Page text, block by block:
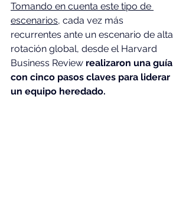
Tomando en cuenta este tipo de
escenarios, cada vez más
recurrentes ante un escenario de alta
rotación global, desde el Harvard
Business Review realizaron una guía
con cinco pasos claves para liderar
un equipo heredado.